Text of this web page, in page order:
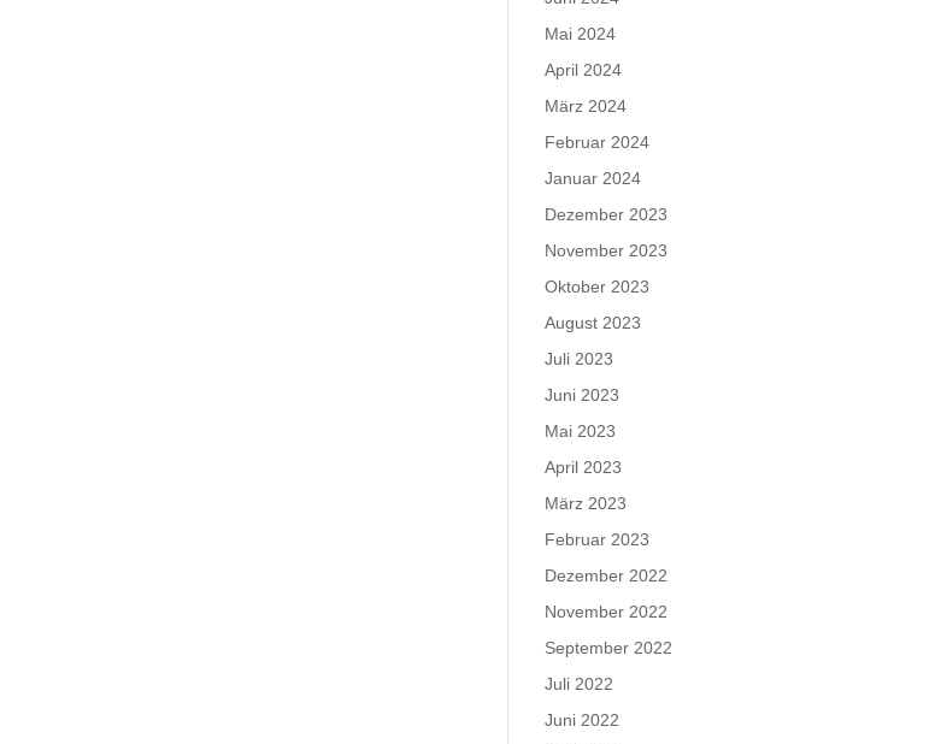
Mai 2024
April 2024
März 2024
Februar 2024
Januar 2024
Dezember 2023
November 2023
Oktober 2023
August 2023
Juli 2023
Juni 2023
Mai 2023
April 2023
März 2023
Februar 2023
Dezember 2022
November 2022
September 2022
Juli 2022
Juni 2022